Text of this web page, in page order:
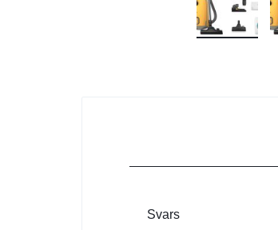
SILTUMNĪCAS UN TO PIEDERUMI
Svars